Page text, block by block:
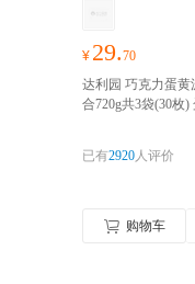
¥ 29.70
达利园 巧克力蛋黄
合720g共3袋(30枚)
抢！！！
已有2920人评价
购物车